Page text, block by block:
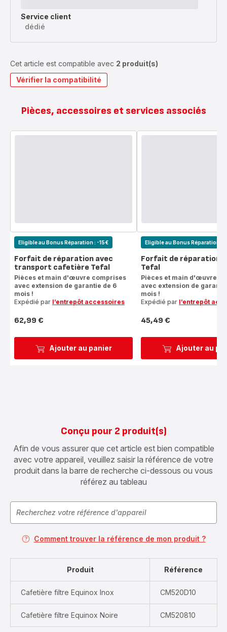
Service client
dédié
Cet article est compatible avec 2 produit(s)
Vérifier la compatibilité
Pièces, accessoires et services associés
Ajouter au panier
Eligible au Bonus Réparation : -15€
Forfait de réparation avec
transport cafetière Tefal
Pièces et main d'œuvre comprises
avec extension de garantie de 6
mois !
Expédié par l’entrepôt accessoires
Prix
62,99 €
Ajouter au
Eligible au Bonus Réparation : -
Forfait de réparation
Tefal
Pièces et main d'œuvre
avec extension de
mois !
Expédié par l’entrepôt
Prix
45,49 €
Conçu pour 2 produit(s)
Afin de vous assurer que cet article est bien compatible
avec votre appareil, veuillez saisir la référence de votre
produit dans la barre de recherche ci-dessous ou vous
référez au tableau
Comment trouver la référence de mon produit ?
Produit Référence
Cafetière filtre Equinox Inox CM520D10
Cafetière filtre Equinox Noire CM520810